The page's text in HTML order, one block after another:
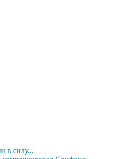
в силу...